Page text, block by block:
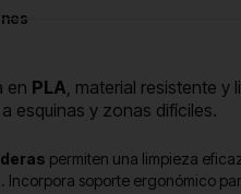
en PLA , material resistente
esquinas y zonas difíciles.
permiten una limpieza
Incorpora soporte ergonómico